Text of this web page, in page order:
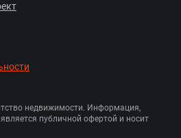
недвижимости. Информация,
публичной офертой и носит